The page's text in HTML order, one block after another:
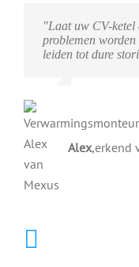
"Laat uw CV-
problemen
leiden tot dure
Alex,erkend